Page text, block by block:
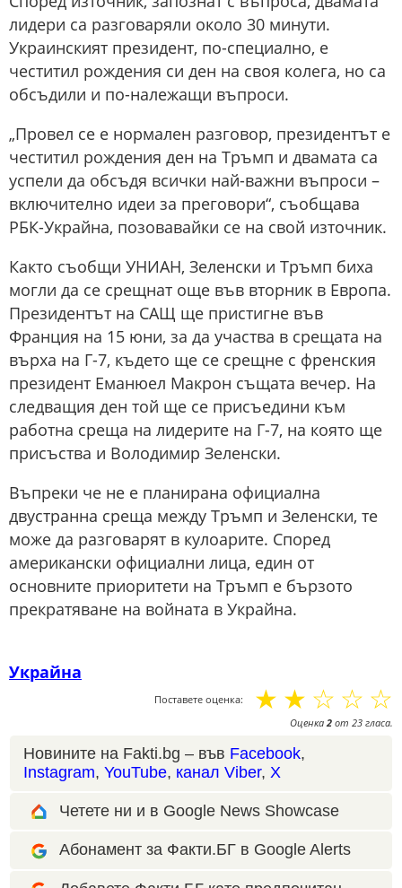
лидери са разговаряли около 30 минути.
Украинският президент, по-специално, е
честитил рождения си ден на своя колега, но са
обсъдили и по-належащи въпроси.
„Провел се е нормален разговор, президентът е
честитил рождения ден на Тръмп и двамата са
успели да обсъдя всички най-важни въпроси –
включително идеи за преговори“, съобщава
РБК-Украйна, позовавайки се на свой източник.
Както съобщи УНИАН, Зеленски и Тръмп биха
могли да се срещнат още във вторник в Европа.
Президентът на САЩ ще пристигне във
Франция на 15 юни, за да участва в срещата на
върха на Г-7, където ще се срещне с френския
президент Еманюел Макрон същата вечер. На
следващия ден той ще се присъедини към
работна среща на лидерите на Г-7, на която ще
присъства и Володимир Зеленски.
Въпреки че не е планирана официална
двустранна среща между Тръмп и Зеленски, те
може да разговарят в кулоарите. Според
американски официални лица, един от
основните приоритети на Тръмп е бързото
прекратяване на войната в Украйна.
Украйна
Поставете оценка: ☆
☆
☆
☆
☆
Оценка2 от 23 гласа.
Новините на Fakti.bg – във Facebook,
Instagram, YouTube, канал Viber, X
Четете ни и в Google News Showcase
Абонамент за Факти.БГ в Google Alerts